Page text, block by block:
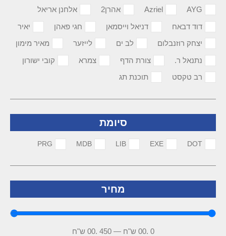
AYG
Azriel אהרן2
אלחנן אריאל
דוד דבאח
דניאל וייסמאן חגי פאהן
יאיר
יצחק רוזנבלום
לב ים לייזער
מאיר מימון
נתנאל ר.
צורת הדף צמרא
קובי ישורון
רב טקסט
תוכנת תג
סיומת
DOT
EXE
LIB
MDB
PRG
מחיר
0 .00 ש"ח —
450 .00 ש"ח